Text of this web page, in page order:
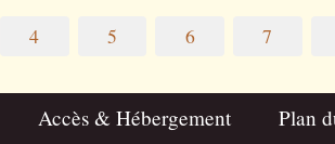
4 5 6 7
Accès & Hébergement Plan